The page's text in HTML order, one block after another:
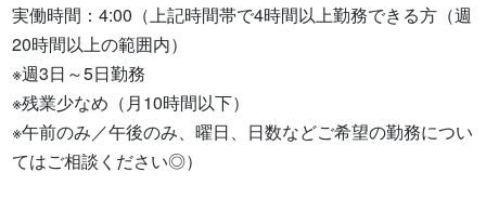
実働時間：4:00（上記時間帯で4時間以上勤務できる方（週
20時間以上の範囲内）
※週3日～5日勤務
※残業少なめ（月10時間以下）
※午前のみ／午後のみ、曜日、日数などご希望の勤務につい
てはご相談ください◎）